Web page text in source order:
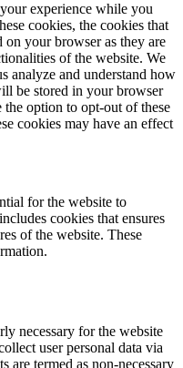
experience while you
cookies, the cookies that
on your browser as they are
of the website. We
analyze and understand how
be stored in your browser
option to opt-out of these
cookies may have an effect
for the website to
cookies that ensures
of the website. These
necessary for the website
user personal data via
are termed as non-necessary